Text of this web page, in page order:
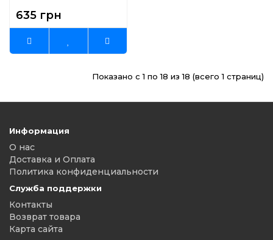
635 грн
Показано с 1 по 18 из 18 (всего 1 страниц)
Информация
О нас
Доставка и Оплата
Политика конфиденциальности
Служба поддержки
Контакты
Возврат товара
Карта сайта